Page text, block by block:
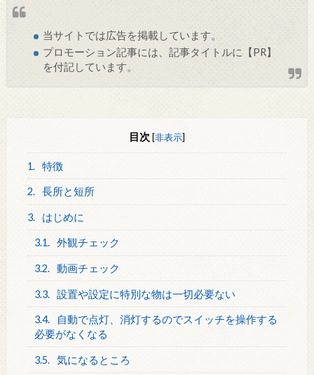
当サイトでは広告を掲載しています。
プロモーション記事には、記事タイトルに【PR】
を付記しています。
目次 [非表示]
1. 特徴
2. 長所と短所
3. はじめに
3.1. 外観チェック
3.2. 動画チェック
3.3. 設置や設定に特別な物は一切必要ない
3.4.
自動で点灯、消灯するのでスイッチを操作する
必要がなくなる
3.5. 気になるところ